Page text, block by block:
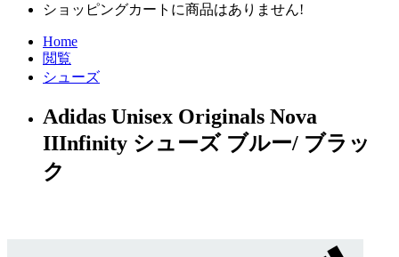
ショッピングカートに商品はありません!
Home
閲覧
シューズ
Adidas Unisex Originals Nova
IIInfinity シューズ ブルー/ ブラッ
ク